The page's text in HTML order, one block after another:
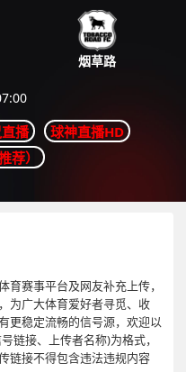
烟草路
播
球神直播HD
荐）
赛事平台及网友补充上传，
为广大体育爱好者寻觅、收
更稳定流畅的信号源，欢迎以
链接、上传者名称)为格式，
链接不得包含违法违规内容